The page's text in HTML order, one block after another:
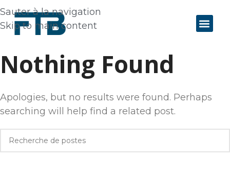
Sauter à la navigation
Skip to main content
Nothing Found
Apologies, but no results were found. Perhaps
searching will help find a related post.